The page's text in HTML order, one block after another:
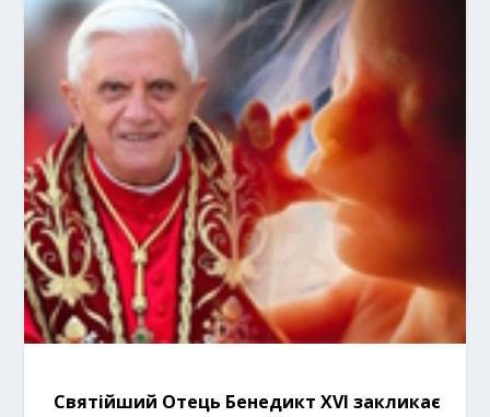
Святійший Отець Бенедикт ХVІ закликає